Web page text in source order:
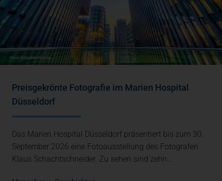
Preisgekrönte Fotografie im Marien Hospital
Düsseldorf
Das Marien Hospital Düsseldorf präsentiert bis zum 30.
September 2026 eine Fotoausstellung des Fotografen
Klaus Schachtschneider. Zu sehen sind zehn…